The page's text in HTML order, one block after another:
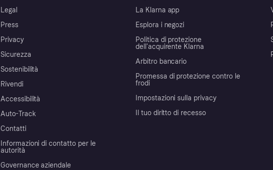
Legal
Press
Privacy
Sicurezza
Sostenibilità
Rivendi
Accessibilità
Auto-Track
Contatti
Informazioni di contatto per le
autorità
Governance aziendale
La Klarna app
Esplora i negozi
Politica di protezione
dell'acquirente Klarna
Arbitro bancario
Promessa di protezione contro le
frodi
Impostazioni sulla privacy
Il tuo diritto di recesso